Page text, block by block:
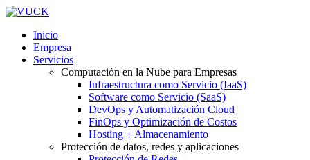
Inicio
Empresa
Servicios
Computación en la Nube para Empresas
Infraestructura como Servicio (IaaS)
Software como Servicio (SaaS)
DevOps y Automatización Cloud
FinOps y Optimización de Costos
Hosting + Almacenamiento
Protección de datos, redes y aplicaciones